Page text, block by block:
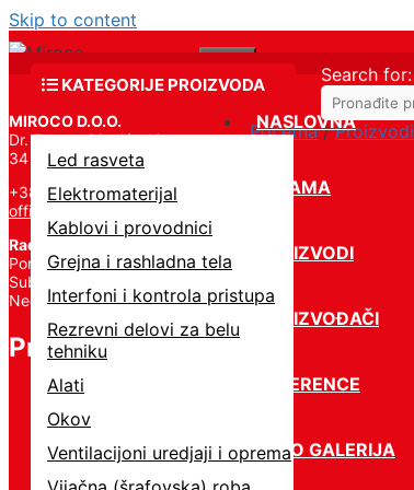
Skip to content
NASLOVNA
O NAMA
PROIZVODI
PROIZVOĐAČI
REFERENCE
FOTO GALERIJA
KATEGORIJE PROIZVODA Search for:
Led rasveta
Elektromaterijal
Kablovi i provodnici
Grejna i rashladna tela
Interfoni i kontrola pristupa
Rezrevni delovi za belu
tehniku
Alati
Okov
Ventilacijoni uredjaji i oprema
Početna/Proizvodi
MIROCO D.O.O.
Dr. Zorana Đinđića 19,
34 000 Kragujevac
+381 34 331 824
office@miroco.rs
Radno vreme
Pon – Petak | 8:00 – 20:00,
Subota | 8:00 – 15:00,
Nedelja – Ne radimo
Proizvodi